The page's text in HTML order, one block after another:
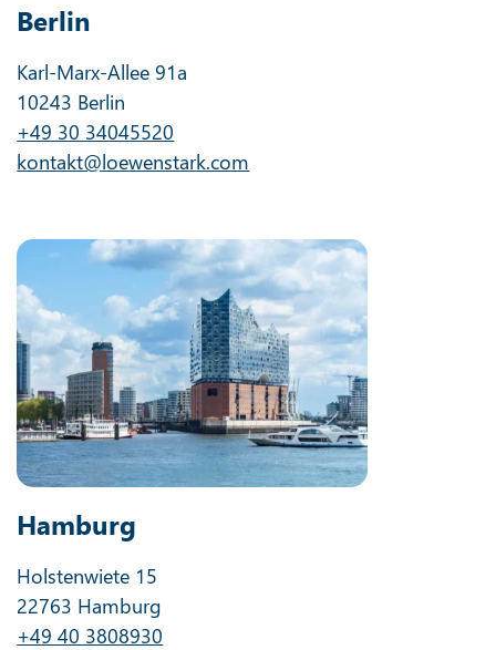
Berlin
Karl-Marx-Allee 91a
10243 Berlin
+49 30 34045520
kontakt@loewenstark.com
Hamburg
Holstenwiete 15
22763 Hamburg
+49 40 3808930